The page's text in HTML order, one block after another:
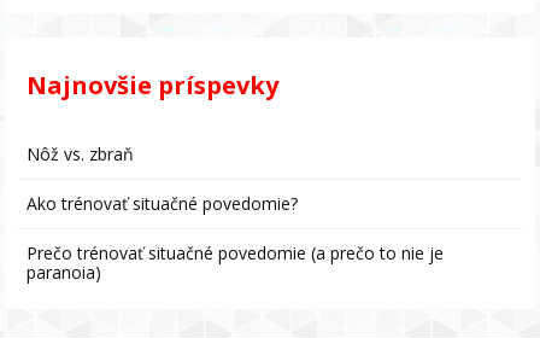
Najnovšie príspevky
Nôž vs. zbraň
Ako trénovať situačné povedomie?
Prečo trénovať situačné povedomie (a prečo to nie je
paranoia)